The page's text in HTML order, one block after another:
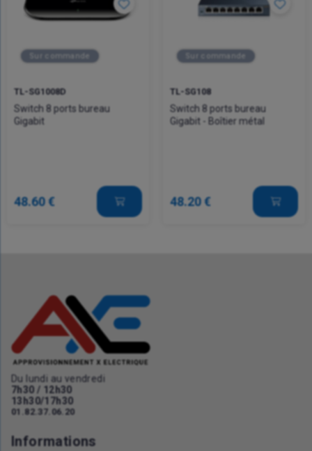
Sur commande
TL-SG1008D
Switch 8 ports bureau
Gigabit
48.60 €
Sur commande
TL-SG108
Switch 8 ports bureau
Gigabit - Boîtier métal
48.20 €
Du lundi au vendredi
7h30 / 12h30
13h30/17h30
01.82.37.06.20
Informations